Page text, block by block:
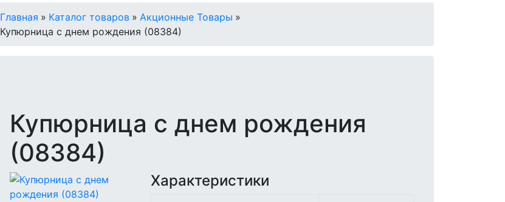
Главная » Каталог товаров » Акционные Товары »
Купюрница с днем рождения (08384)
Купюрница с днем рождения
(08384)
Характеристики